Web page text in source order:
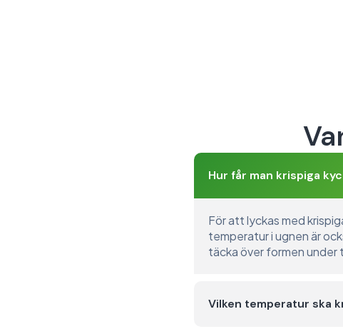
Hur får man krispiga
För att lyckas med
temperatur i ugnen är
täcka över formen under
Vilken temperatur ska